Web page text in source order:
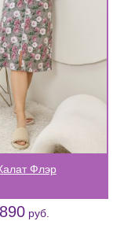
Флэр
890 руб.